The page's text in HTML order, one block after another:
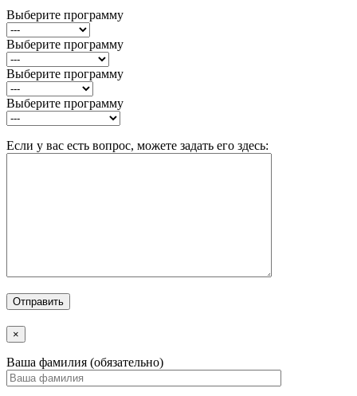
Выберите программу
Выберите программу
Выберите программу
Выберите программу
Если у вас есть вопрос, можете задать его здесь:
×
Ваша фамилия (обязательно)